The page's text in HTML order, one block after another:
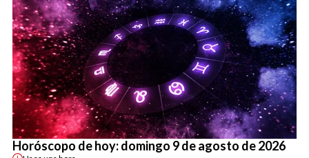
Horóscopo de hoy: domingo 9 de agosto de 2026